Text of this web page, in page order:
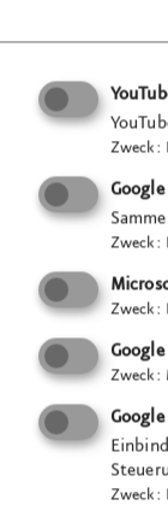
Ausstellung
unseren
realisiert
Ansatz:
begleitende
Management
interaktive
Sensorik eine
Besuchende
Bau­arbeiten
wird die
Haupt- und
Zweck:
Zweck:
Zweck:
Google
Zweck:
Zweck: